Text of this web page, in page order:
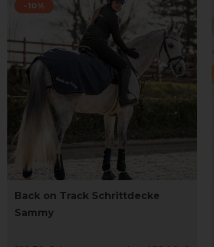
-10%
Back on Track Schrittdecke
Sammy